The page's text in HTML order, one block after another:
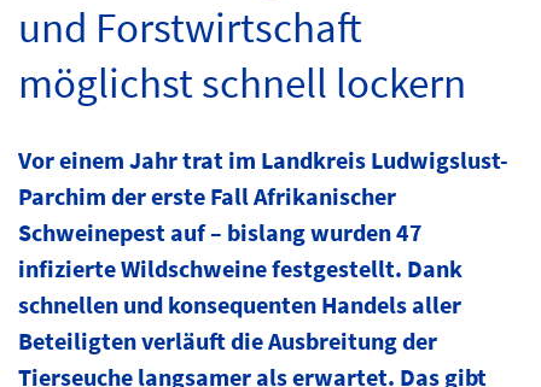
und Forstwirtschaft
möglichst schnell lockern
Vor einem Jahr trat im Landkreis Ludwigslust-
Parchim der erste Fall Afrikanischer
Schweinepest auf – bislang wurden 47
infizierte Wildschweine festgestellt. Dank
schnellen und konsequenten Handels aller
Beteiligten verläuft die Ausbreitung der
Tierseuche langsamer als erwartet. Das gibt